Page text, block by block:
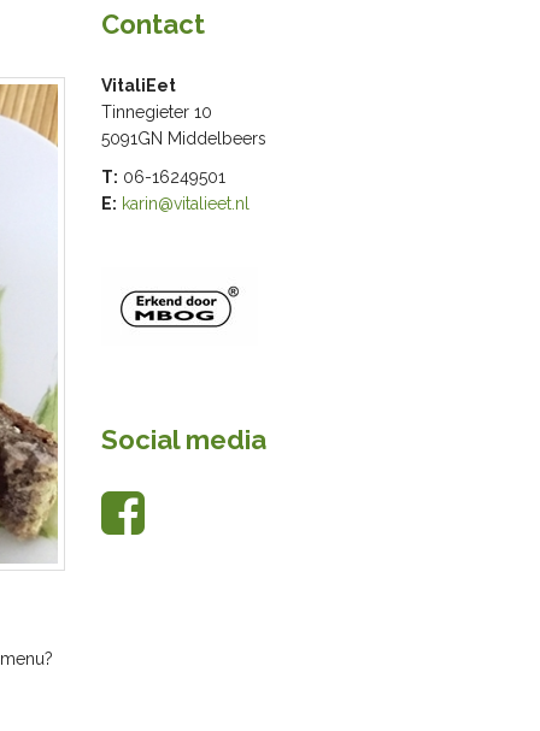
Contact
VitaliEet
Tinnegieter 10
5091GN Middelbeers
T: 06-16249501
E: karin@vitalieet.nl
Social media